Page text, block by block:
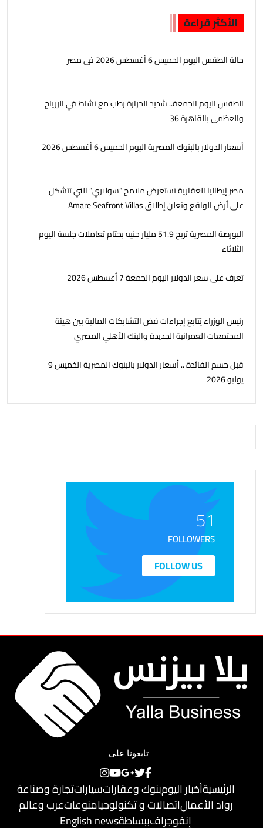
الأكثر قراءة
حالة الطقس اليوم الخميس 6 أغسطس 2026 فى مصر
الطقس اليوم الجمعة.. شديد الحرارة رطب مع نشاط في الررياح
والعظمى بالقاهرة 36
أسعار الدولار بالبنوك المصرية اليوم الخميس 6 أغسطس 2026
مصر إيطاليا العقارية تستعرض ملامح “سولاري” التي تتشكل
على أرض الواقع وتعلن إطلاق Amare Seafront Villas
البورصة المصرية تربح 51.9 مليار جنيه بختام تعاملات جلسة اليوم
الثلاثاء
تعرف على سعر الدولار اليوم الجمعة 7 أغسطس 2026
رئيس الوزراء يُتابع إجراءات فض التشابكات المالية بين هيئة
المجتمعات العمرانية الجديدة والبنك الأهلي المصري
قبل حسم الفائدة .. أسعار الدولار بالبنوك المصرية الخميس 9
يوليو 2026
51
FOLLOWERS
FOLLOW US
تابعونا على
الرئيسيةأخبار اليومبنوك وعقاراتسياراتتجارة وصناعة
رواد الأعمالاتصالات و تكنولوجيامنوعاتعرب وعالم
إنفوجرافببساطةEnglish news